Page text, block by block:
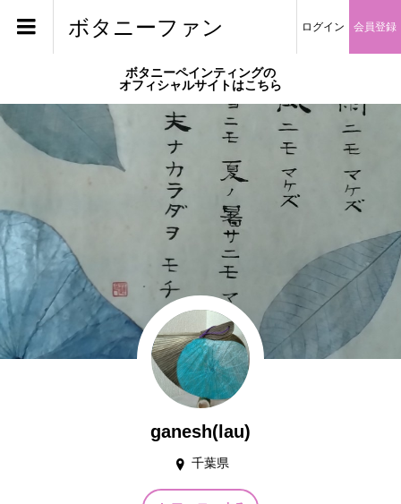
ボタニーファン ログイン 会員登録
ボタニーペインティングの
オフィシャルサイトはこちら
ganesh(lau)
千葉県